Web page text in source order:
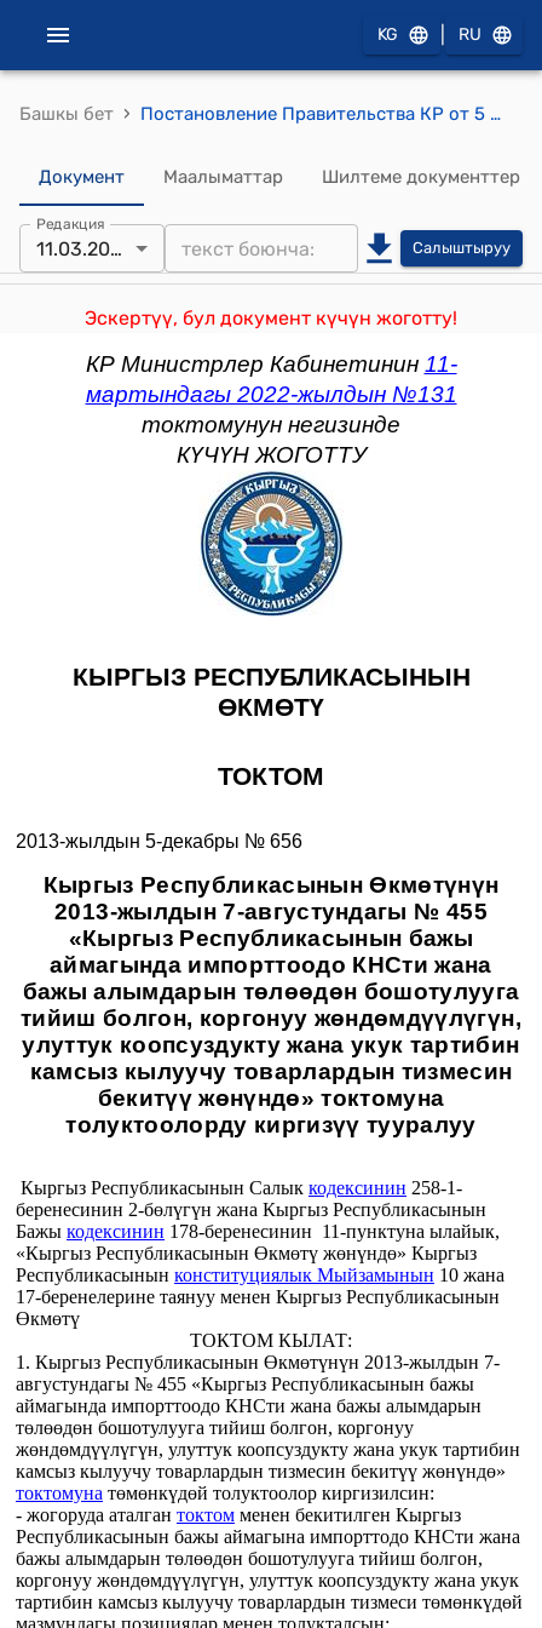
KG RU
Башкы бет › Постановление Правительства КР от 5 декабря 2013 года № 656 "О внесении дополнений в постановление Правительства Кыргызской Республики "Об утверждении Перечня товаров для обеспечения обороноспособности, национальной безопасности и правопорядка, подлежащих освобождению от уплаты НДС и таможенных пошлин при импорте на таможенную территорию Кыргызской Республики" от 7 августа 2013 года № 455"
Документ Маалыматтар Шилтеме документтер
Редакция
11.03.2022 Салыштыруу
Эскертүү, бул документ күчүн жоготту!